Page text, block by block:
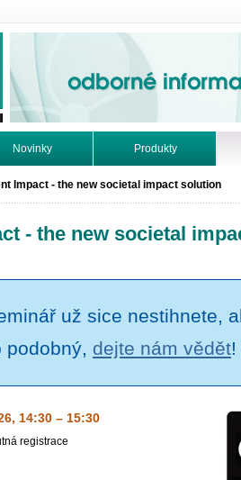
Odborné informace. Online.
Novinky Produkty
Tutoriály
Impact - the new societal impact solution
- the new societal
už sice nestihnete,
podobný, dejte nám vědět!
14:30 – 15:30
registrace